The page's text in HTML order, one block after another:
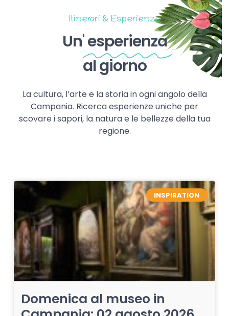
Itinerari & Esperienze
Un'esperienza
al giorno
La cultura, l’arte e la storia in ogni angolo della
Campania. Ricerca esperienze uniche per
scovare i sapori, la natura e le bellezze della tua
regione.
INSPIRATION
Domenica al museo in